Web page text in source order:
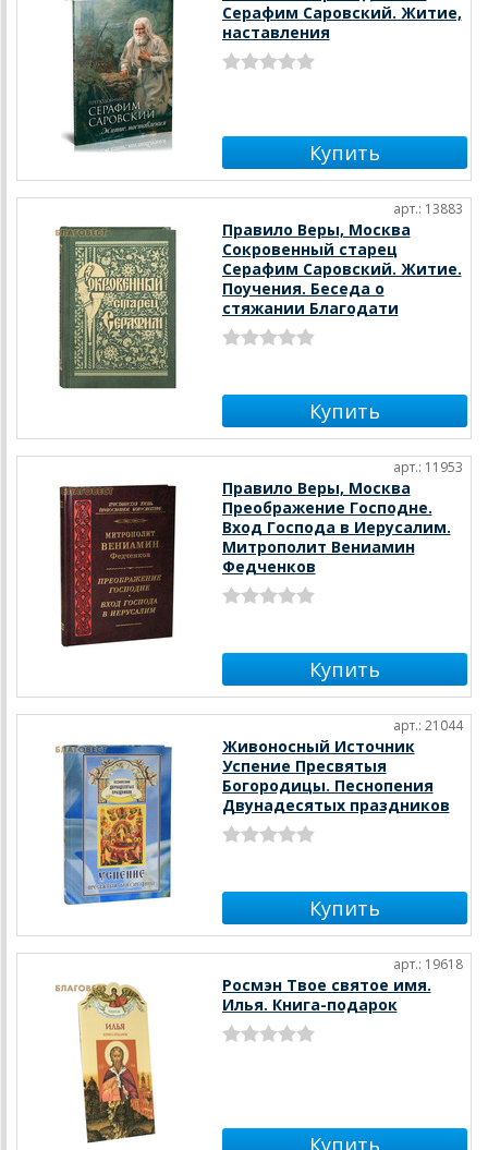
Серафим Саровский. Житие,
наставления
арт.: 13883
Правило Веры, Москва
Сокровенный старец
Серафим Саровский. Житие.
Поучения. Беседа о
стяжании Благодати
арт.: 11953
Правило Веры, Москва
Преображение Господне.
Вход Господа в Иерусалим.
Митрополит Вениамин
Федченков
арт.: 21044
Живоносный Источник
Успение Пресвятыя
Богородицы. Песнопения
Двунадесятых праздников
арт.: 19618
Росмэн Твое святое имя.
Илья. Книга-подарок